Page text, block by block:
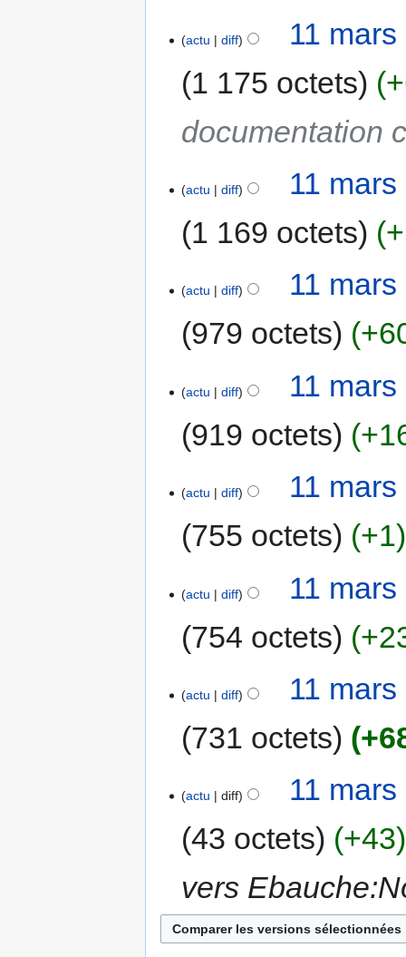
actu diff
11
1 175 octets
documentation
actu diff
11
1 169 octets
actu diff
11
979 octets
actu diff
11
919 octets
actu diff
11
755 octets
+1
actu diff
11
754 octets
actu diff
11
731 octets
actu diff
11
43 octets
+43
vers